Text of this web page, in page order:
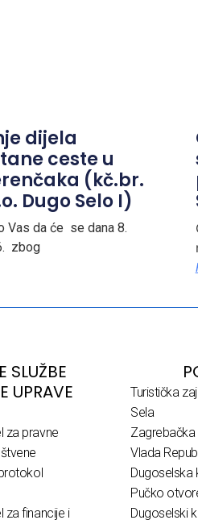
dijela
ceste u
(kč.br.
Dugo Selo I)
Vas da će se dana 8.
zbog
SLUŽBE
UPRAVE
za pravne
za financije i
Turistička
Sela
Zagrebačka
Vlada
Dugoselska
Pučko
Dugoselski